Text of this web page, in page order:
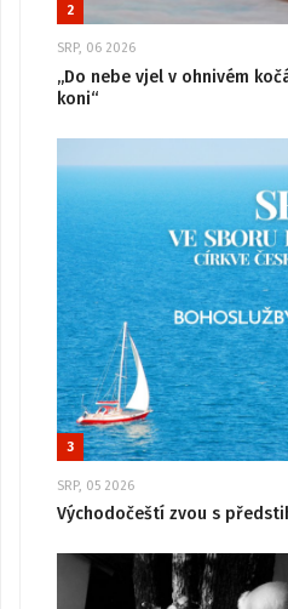
2
SRP, 06 2026
„Do nebe vjel v ohnivém
koni“
3
SRP, 05 2026
Východočeští zvou s